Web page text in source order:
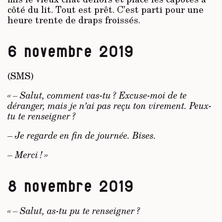
côté du lit. Tout est prêt. C’est parti pour une
heure trente de draps froissés.
6 novembre 2019
(SMS)
« – Salut, comment vas-tu ? Excuse-moi de te
déranger, mais je n’ai pas reçu ton virement. Peux-
tu te renseigner ?
–Je regarde en fin de journée. Bises.
–Merci ! »
8 novembre 2019
« – Salut, as-tu pu te renseigner ?